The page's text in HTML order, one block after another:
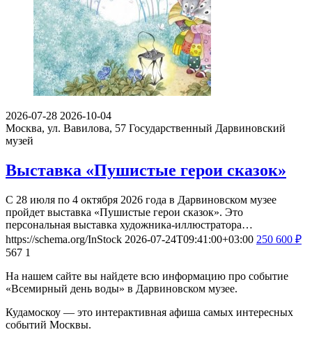
2026-07-28 2026-10-04
Москва, ул. Вавилова, 57 Государственный Дарвиновский
музей
Выставка «Пушистые герои сказок»
С 28 июля по 4 октября 2026 года в Дарвиновском музее
пройдет выставка «Пушистые герои сказок». Это
персональная выставка художника-иллюстратора…
https://schema.org/InStock 2026-07-24T09:41:00+03:00 250 600 ₽
567 1
На нашем сайте вы найдете всю информацию про событие
«Всемирный день воды» в Дарвиновском музее.
Кудамоскоу — это интерактивная афиша самых интересных
событий Москвы.